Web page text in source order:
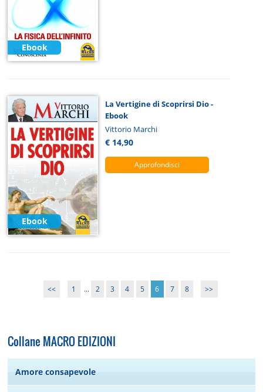
Ebook
Ebook
La Vertigine di Scoprirsi Dio -
Ebook
Vittorio Marchi
€ 14,90
Approfondisci
<< 1 ... 2 3 4 5 6 7 8 >>
Collane MACRO EDIZIONI
Amore consapevole